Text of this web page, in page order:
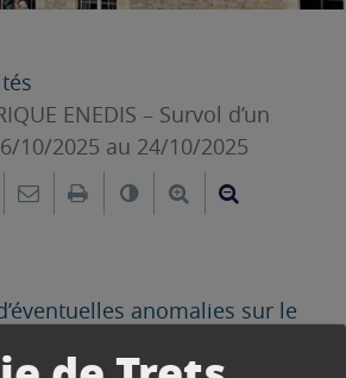
ENEDIS – Survol d’un
10/2025 au 24/10/2025
sur Facebook
Partager sur Twitter
Envoyer par e-mail
ImprimerChanger leAgrandir le
anomalies sur le